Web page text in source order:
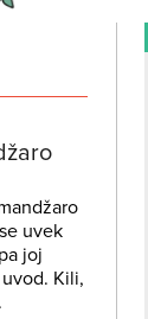
uvek
joj
Kili,